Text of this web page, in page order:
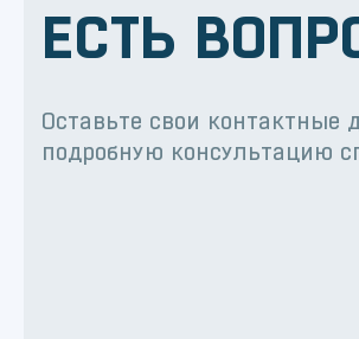
ЕСТЬ
Оставьте свои контактные
подробную консультацию